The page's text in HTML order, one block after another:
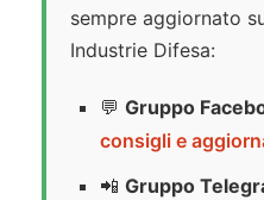
sempre aggiornato
Industrie Difesa:
💬 Gruppo
consigli e
📲 Gruppo